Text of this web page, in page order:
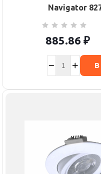
Navigator
885.86 ₽
В